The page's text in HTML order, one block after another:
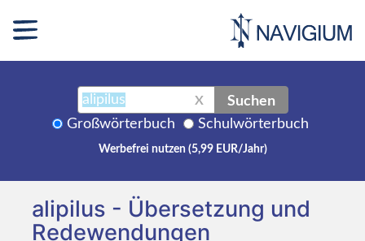
X Suchen
Großwörterbuch Schulwörterbuch
Werbefrei nutzen (5,99 EUR/Jahr)
alipilus - Übersetzung und
Redewendungen